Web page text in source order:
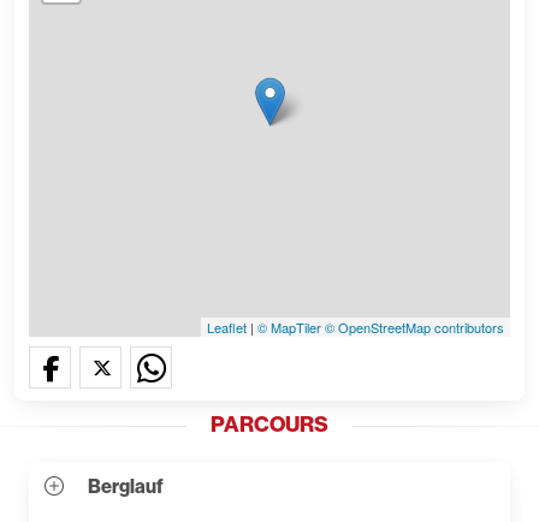
Leaflet | © MapTiler© OpenStreetMap contributors
PARCOURS
Berglauf